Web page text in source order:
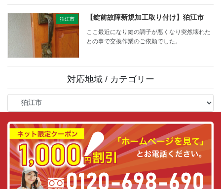
狛江市 【錠前故障新規加工取り付け】狛江市
ここ最近になり鍵の調子が悪くなり突然壊れた
との事で交換作業のご依頼でした。
対応地域 / カテゴリー
応
地
カ
テ
ゴ